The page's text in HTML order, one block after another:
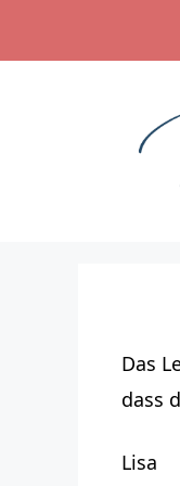
Das
dass
Lisa